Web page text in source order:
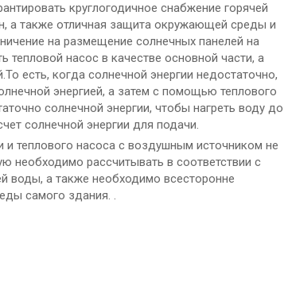
круглогодичное снабжение горячей
а также отличная защита окружающей среды и
на размещение солнечных панелей на
насос в качестве основной части, а
есть, когда солнечной энергии недостаточно,
энергией, а затем с помощью теплового
солнечной энергии, чтобы нагреть воду до
солнечной энергии для подачи.
и теплового насоса с воздушным источником не
необходимо рассчитывать в соответствии с
воды, а также необходимо всесторонне
самого здания. .